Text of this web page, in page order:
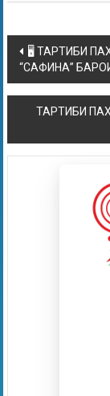
🖥 ТАРТИБИ
“САФИНА” БАРОИ
ТАРТИБИ